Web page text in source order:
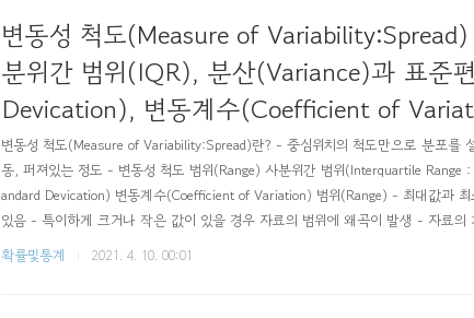
변동성 척도(Measure of
분위간 범위(IQR), 분산(Variance)과 표준
Devication), 변동계수(Coefficient of
변동성 척도(Measure of Variability:Spread)란? - 중심위치의 척도만으로 분포를
동, 퍼져있는 정도 - 변동성 척도 범위(Range) 사분위간 범위(Interquartile
andard Devication) 변동계수(Coefficient of Variation) 범위(Range) - 최대값과
있음 - 특이하게 크거나 작은 값이 있을 경우 자료의 범위에 왜곡이 발생 - 자료
(자료의 개수가 반영X) → 자료의 변동성을 대표하지 못하는 경우가 많음 사분위
확률및통계 2021. 4. 10. 00:01